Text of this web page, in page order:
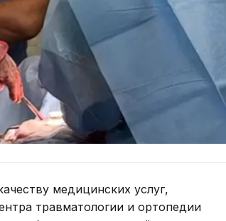
медицинских услуг,
травматологии и ортопедии